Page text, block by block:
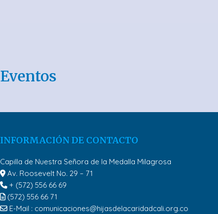
Eventos
INFORMACIÓN DE CONTACTO
Capilla de Nuestra Señora de la Medalla Milagrosa
Av. Roosevelt No. 29 – 71
+ (572) 556 66 69
(572) 556 66 71
E-Mail : comunicaciones@hijasdelacaridadcali.org.co